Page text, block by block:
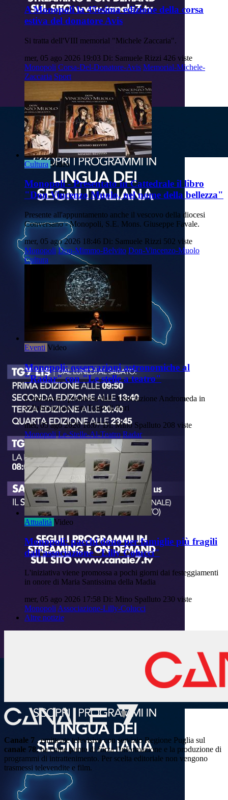
A Monopoli la 45esima edizione della corsa
estiva del donatore Avis
Si tratta dell'VIII memorial "Michele Zaccaria".
mer, 05 ago 2026 19:03 Di: Samuele Rizzi 426 viste
Monopoli Corsa-Del-Donatore-Avis Memorial-Michele-
Zaccaria Sport
Cultura Video
Monopoli - Presentato in Cattedrale il libro
"Don Vincenzo Muolo, nel nome della bellezza"
Presente all'appuntamento anche il vescovo della diocesi
Conversano - Monopoli, S.E. Mons. Giuseppe Favale.
mer, 05 ago 2026 18:46 Di: Samuele Rizzi 502 viste
Monopoli Don-Mimmo-Belvito Don-Vincenzo-Muolo
Cultura
Eventi Video
Monopoli: osservazioni astronomiche al
"Radar" con "Le stelle a teatro"
L'iniziativa è promossa dall’Associazione Andromeda in
collaborazione con Teatri di Bari
mer, 05 ago 2026 18:07 Di: Mino Spalluto 208 viste
Monopoli Le-Stelle-Al-Teatro Radar
Attualità Video
Monopoli: pacchi dono per famiglie più fragili
dall'associazione "Lilly Colucci"
L'iniziativa viene promossa a pochi giorni dai festeggiamenti
in onore di Maria Santissima della Madia
mer, 05 ago 2026 17:58 Di: Mino Spalluto 230 viste
Monopoli Associazione-Lilly-Colucci
Altre notizie
Canale 7 , emittente televisiva con servizio Regione Puglia sul
canale 78, ha come punto di forza l'informazione e la produzione di
programmi di intrattenimento. Per scelta editoriale non vengono
trasmessi televendite e film.